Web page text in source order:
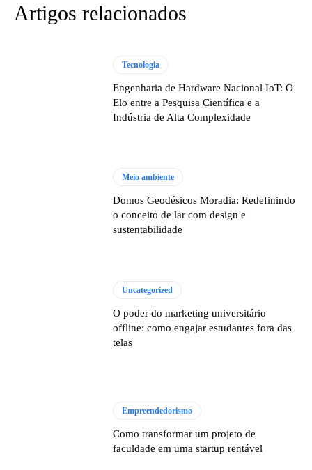
Artigos relacionados
Tecnologia
Engenharia de Hardware Nacional IoT: O
Elo entre a Pesquisa Científica e a
Indústria de Alta Complexidade
Meio ambiente
Domos Geodésicos Moradia: Redefinindo
o conceito de lar com design e
sustentabilidade
Uncategorized
O poder do marketing universitário
offline: como engajar estudantes fora das
telas
Empreendedorismo
Como transformar um projeto de
faculdade em uma startup rentável